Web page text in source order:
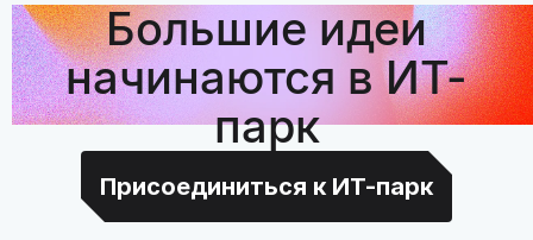
Большие идеи
начинаются в ИТ-
парк
Присоединиться к ИТ-парк